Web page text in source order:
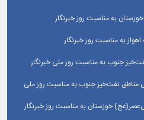
به مناسبت روز خبرنگار
به مناسبت روز خبرنگار
جنوب به مناسبت روز ملی خبرنگار
مناطق نفت‌خیز جنوب به مناسبت روز ملی
خوزستان به مناسبت روز خبرنگار